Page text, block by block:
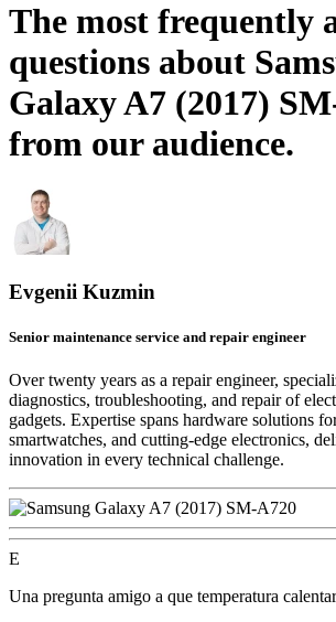
The most frequently
questions about
Galaxy A7 (2017)
from our audience.
Evgenii Kuzmin
Senior maintenance service and repair engineer
Over twenty years as a repair engineer,
diagnostics, troubleshooting, and repair of
gadgets. Expertise spans hardware solutions
smartwatches, and cutting-edge electronics,
innovation in every technical challenge.
E
Una pregunta amigo a que temperatura